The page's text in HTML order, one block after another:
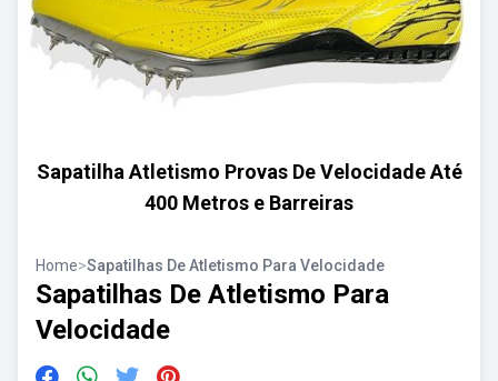
Sapatilha Atletismo Provas De Velocidade Até
400 Metros e Barreiras
Home>Sapatilhas De Atletismo Para Velocidade
Sapatilhas De Atletismo Para
Velocidade